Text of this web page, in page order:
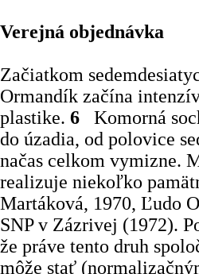
Verejná objednávka
Začiatkom
Ormandík začína
plastike. 6 Komorná
do úzadia, od polovice
načas celkom vymizne.
realizuje niekoľko
Martáková, 1970, Ľudo
SNP v Zázrivej (1972).
že práve tento druh
môže stať